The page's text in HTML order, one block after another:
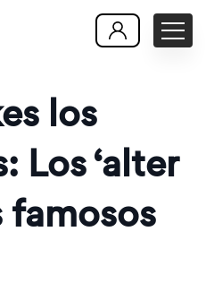
los
Los ‘alter
famosos